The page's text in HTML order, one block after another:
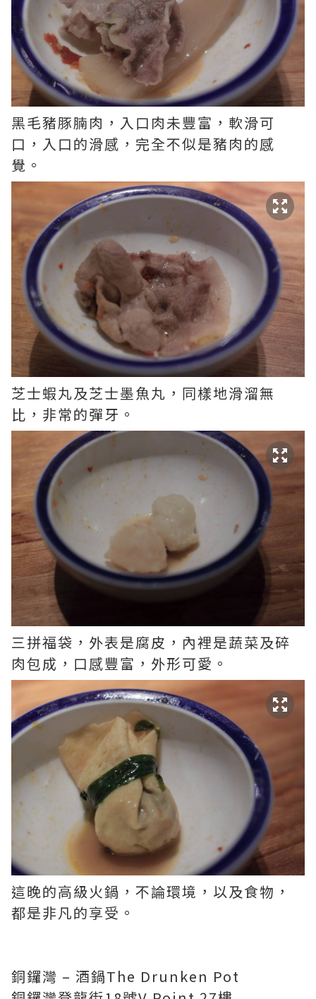
黑毛豬豚腩肉，入口肉未豐富，軟滑可
口，入口的滑感，完全不似是豬肉的感
覺。
芝士蝦丸及芝士墨魚丸，同樣地滑溜無
比，非常的彈牙。
三拼福袋，外表是腐皮，內裡是蔬菜及碎
肉包成，口感豐富，外形可愛。
這晚的高級火鍋，不論環境，以及食物，
都是非凡的享受。
銅鑼灣 – 酒鍋The Drunken Pot